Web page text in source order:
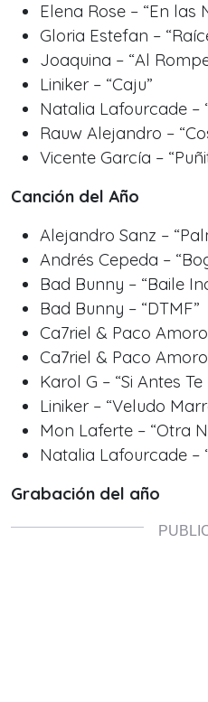
Elena Rose – “En las
Gloria Estefan –
Joaquina – “Al
Liniker – “Caju”
Natalia Lafourcade –
Rauw Alejandro –
Vicente García –
Canción del Año
Alejandro Sanz –
Andrés Cepeda –
Bad Bunny – “Baile
Bad Bunny – “DTMF”
Ca7riel & Paco
Ca7riel & Paco
Karol G – “Si Antes
Liniker – “Veludo
Mon Laferte – “Otra
Natalia Lafourcade –
Grabación del año